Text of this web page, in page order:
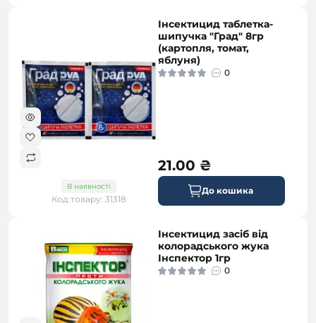
В наявності
Код товару: 31318
Інсектицид таблетка-
шипучка "Град" 8гр
(картопля, томат,
яблуня)
0
21.00 ₴
До кошика
Інсектицид засіб від
колорадського жука
Інспектор 1гр
0